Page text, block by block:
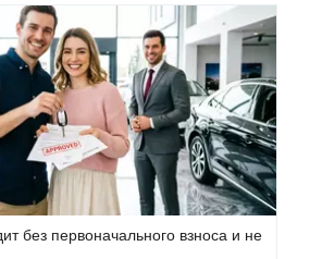
без первоначального взноса и не